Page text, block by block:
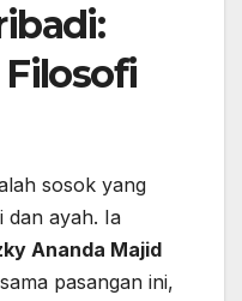
sosok yang
dan ayah. Ia
Ananda Majid
pasangan ini,